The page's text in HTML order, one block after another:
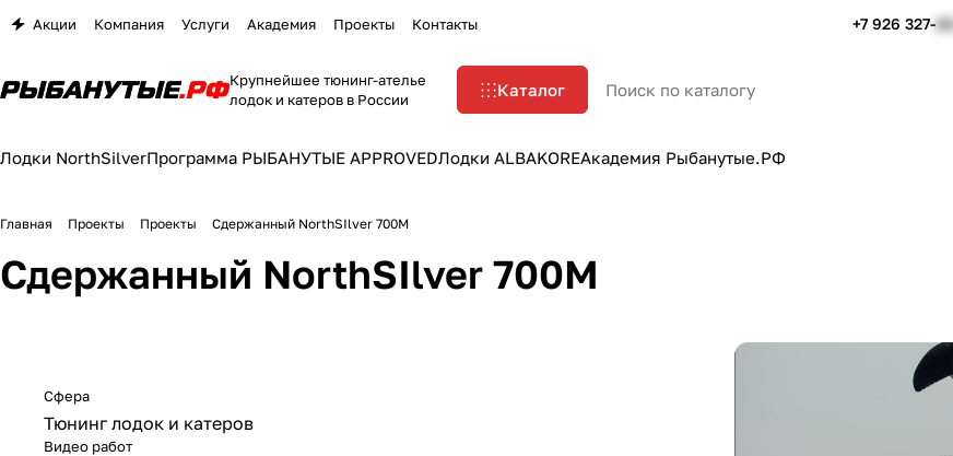
Акции Компания Услуги Академия Проекты Контакты +7 926 327-
Крупнейшее тюнинг-ателье
лодок и катеров в России
Каталог
Лодки NorthSilverПрограмма РЫБАНУТЫЕ APPROVEDЛодки ALBAKOREАкадемия Рыбанутые.РФ
Главная Проекты Проекты Сдержанный NorthSIlver 700M
Сдержанный NorthSIlver 700M
Сфера
Тюнинг лодок и катеров
Видео работ